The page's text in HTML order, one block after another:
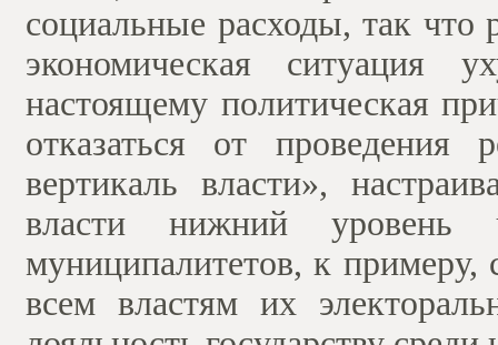
социальные расходы, так что
экономическая ситуация
настоящему политическая
отказаться от
вертикаль власти»,
власти нижний
муниципалитетов, к примеру,
всем властям их